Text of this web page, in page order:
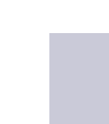
košík